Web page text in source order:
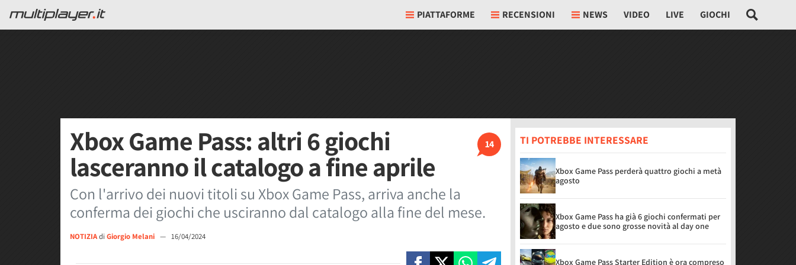
PIATTAFORME RECENSIONI NEWS VIDEO LIVE GIOCHI
14
Xbox Game Pass: altri 6 giochi
lasceranno il catalogo a fine aprile
Con l'arrivo dei nuovi titoli su Xbox Game Pass, arriva anche la
conferma dei giochi che usciranno dal catalogo alla fine del mese.
NOTIZIAdi Giorgio Melani — 16/04/2024
TI POTREBBE INTERESSARE
Xbox Game Pass perderà quattro giochi a metà
agosto
Xbox Game Pass ha già 6 giochi confermati per
agosto e due sono grosse novità al day one
Xbox Game Pass Starter Edition è ora compreso